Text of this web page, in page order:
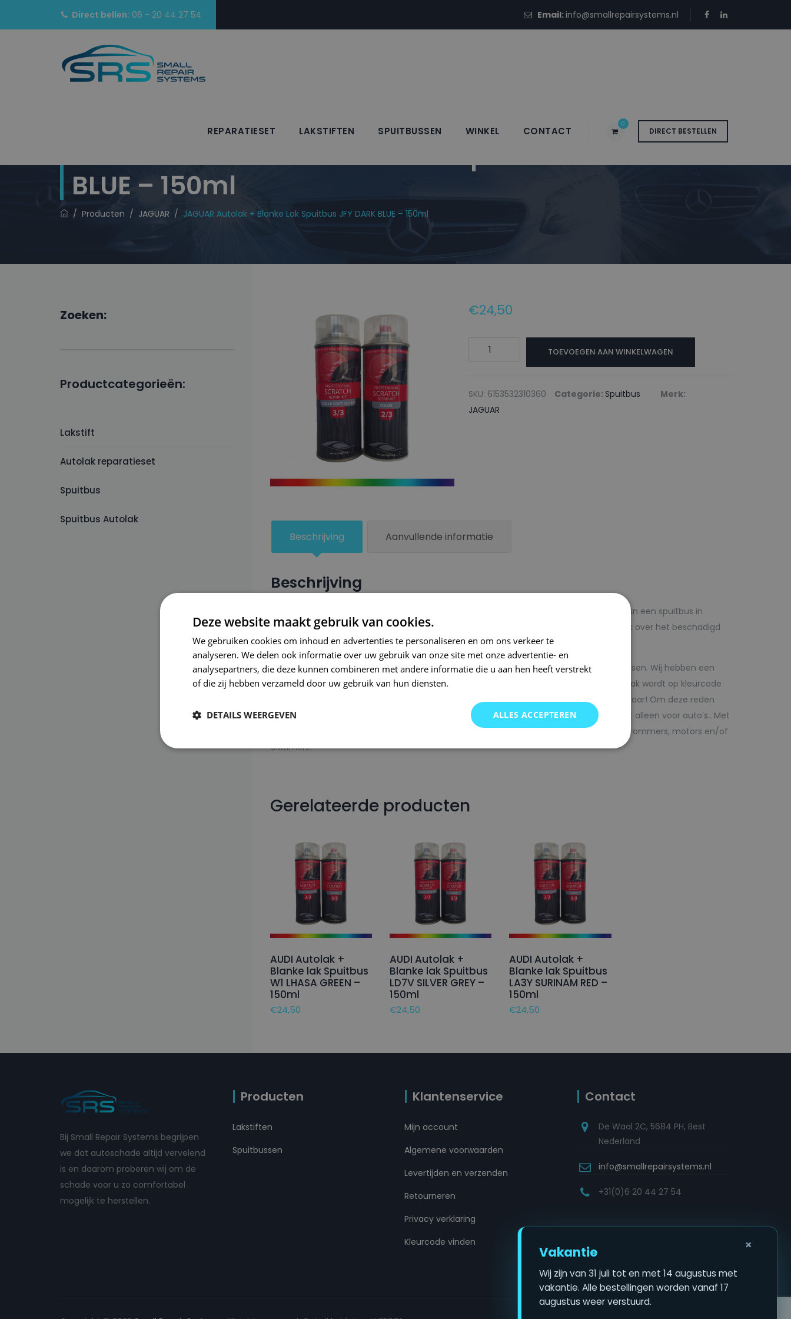
Direct bellen: 06 - 20 44 27 54 Email:info@smallrepairsystems.nl
DIRECT BESTELLEN
0
REPARATIESET LAKSTIFTEN SPUITBUSSEN WINKEL CONTACT
JAGUAR Autolak + Blanke Lak Spuitbus JFY DARK
BLUE – 150ml
/ Producten / JAGUAR / JAGUAR Autolak + Blanke Lak Spuitbus JFY DARK BLUE – 150ml
€24,50
JAGUAR
Blanke
lak
TOEVOEGEN AAN WINKELWAGEN
SKU: 6153532310360 Categorie: Spuitbus
Merk:
JAGUAR
Beschrijving Aanvullende informatie
Beschrijving
Een groter beschadigd oppervlak van je auto behandel je nu zelf voordelig met autolak in een spuitbus in
combinatie met blanke lak van Small Repair Systems. U dient op voorhand de blanke lak over het beschadigd
oppervlak te spuiten zodat de kleurlak beter hecht.
Bij SRS bent u aan het juiste adres wanneer het gaat om hoge kwaliteit autolak spuitbussen. Wij hebben een
gigantisch assortiment met oneindig veel kleurencombinaties in ons arsenaal. De autolak wordt op kleurcode
of kleurnaam gemaakt en is afgevuld met professionele verf. Direct uit voorraad leverbaar! Om deze reden
garanderen wij dat u altijd de gewenste kleur voor uw auto bij SRS kunt vinden. Maar niet alleen voor auto’s.. Met
onze A-kwaliteit spuitbussen kunt u bij ons ook terecht voor bedrijfswagens, scooters, brommers, motors en/of
oldtimers!
Gerelateerde producten
AUDI Autolak +
Blanke lak Spuitbus
W1 LHASA GREEN –
150ml
€24,50
AUDI Autolak +
Blanke lak Spuitbus
LD7V SILVER GREY –
150ml
€24,50
AUDI Autolak +
Blanke lak Spuitbus
LA3Y SURINAM RED –
150ml
€24,50
Zoeken:
Productcategorieën:
Lakstift
Autolak reparatieset
Spuitbus
Spuitbus Autolak
Bij Small Repair Systems begrijpen
we dat autoschade altijd vervelend
is en daarom proberen wij om de
schade voor u zo comfortabel
mogelijk te herstellen.
Producten
Lakstiften
Spuitbussen
Klantenservice
Mijn account
Algemene voorwaarden
Levertijden en verzenden
Retourneren
Privacy verklaring
Kleurcode vinden
Contact
De Waal 2C, 5684 PH, Best
Nederland
info@smallrepairsystems.nl
+31(0)6 20 44 27 54
Deze website maakt gebruik van cookies.
We gebruiken cookies om inhoud en advertenties te personaliseren en om ons verkeer te
analyseren. We delen ook informatie over uw gebruik van onze site met onze advertentie- en
analysepartners, die deze kunnen combineren met andere informatie die u aan hen heeft verstrekt
of die zij hebben verzameld door uw gebruik van hun diensten.
ALLES ACCEPTEREN
DETAILS WEERGEVEN
×
Vakantie
Wij zijn van 31 juli tot en met 14 augustus met
vakantie. Alle bestellingen worden vanaf 17
augustus weer verstuurd.